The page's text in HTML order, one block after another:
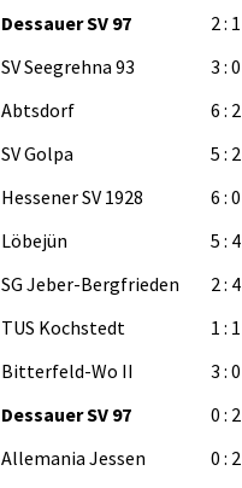
Dessauer SV 97
2 : 1
SV Seegrehna 93
3 : 0
Abtsdorf
6 : 2
SV Golpa
5 : 2
Hessener SV 1928
6 : 0
Löbejün
5 : 4
SG Jeber-Bergfrieden
2 : 4
TUS Kochstedt
1 : 1
Bitterfeld-Wo II
3 : 0
Dessauer SV 97
0 : 2
Allemania Jessen
0 : 2